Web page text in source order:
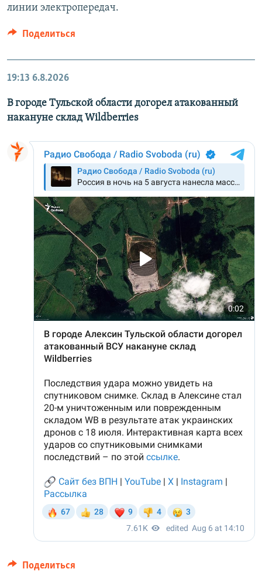
линии электропередач.
Поделиться
19:13 6.8.2026
В городе Тульской области догорел атакованный
накануне склад Wildberries
Поделиться